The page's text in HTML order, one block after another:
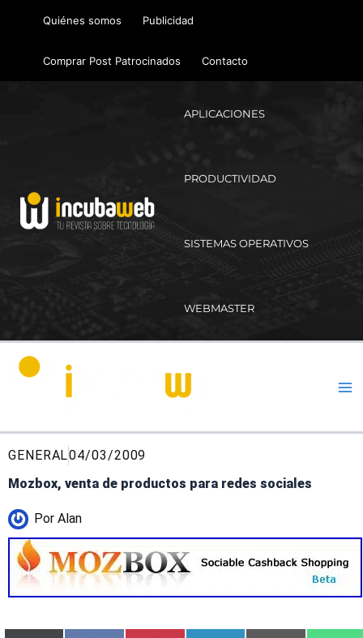
Quiénes somos Publicidad
Comprar Post Patrocinados Contacto
APLICACIONES
PRODUCTIVIDAD
SISTEMAS OPERATIVOS
WEBMASTER
GENERAL04/03/2009
Mozbox, venta de productos para redes sociales
Por Alan